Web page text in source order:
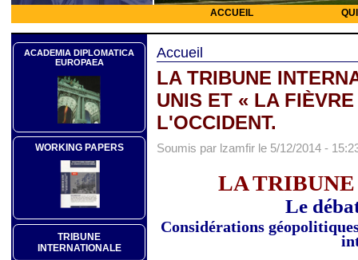
ACCUEIL
ACADEMIA DIPLOMATICA
EUROPAEA
WORKING PAPERS
TRIBUNE
INTERNATIONALE
Accueil
LA TRIBUNE
UNIS ET « LA
L'OCCIDENT.
Soumis par lzamfir le 5/12/2014 -
LA
Le
Considérations